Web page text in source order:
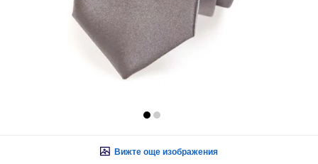
Вижте още изображения